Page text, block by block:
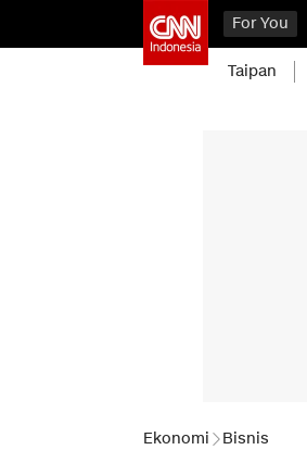
For You
Taipan
Ekonomi Bisnis